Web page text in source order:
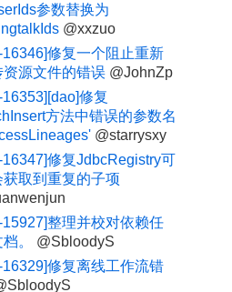
参数替换为
@xxzuo
16346]修复一个阻止重新
资源文件的错误 @JohnZp
16353][dao]修复
方法中错误的参数名
@starrysxy
16347]修复JdbcRegistry可
获取到重复的子项
15927]整理并校对依赖任
。
@SbloodyS
16329]修复离线工作流错